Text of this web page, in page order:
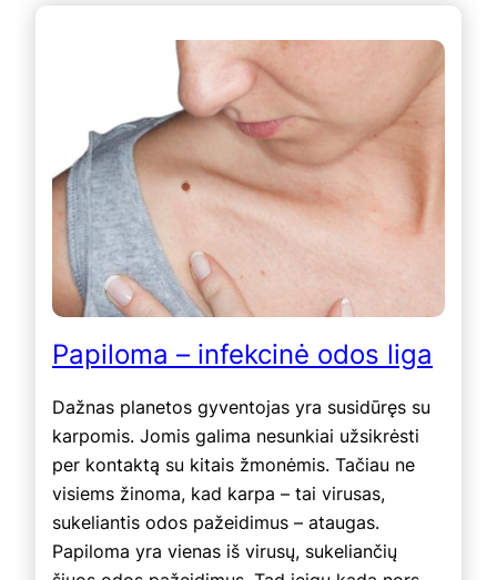
Papiloma – infekcinė odos liga
Dažnas planetos gyventojas yra susidūręs su
karpomis. Jomis galima nesunkiai užsikrėsti
per kontaktą su kitais žmonėmis. Tačiau ne
visiems žinoma, kad karpa – tai virusas,
sukeliantis odos pažeidimus – ataugas.
Papiloma yra vienas iš virusų, sukeliančių